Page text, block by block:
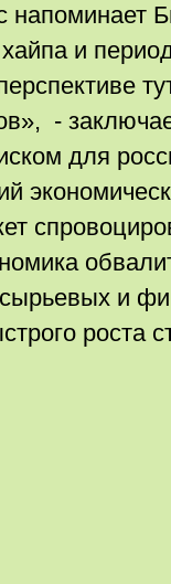
напоминает
и
-
для
и
роста